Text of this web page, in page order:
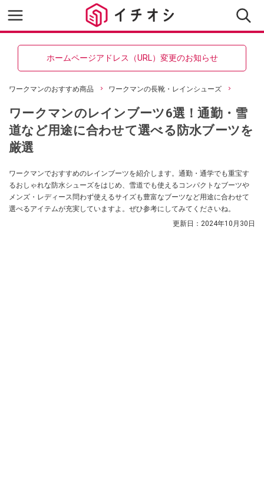
ホームページアドレス（URL）変更のお知らせ
ワークマンのおすすめ商品 ワークマンの長靴・レインシューズ
ワークマンのレインブーツ6選！通勤・雪
道など用途に合わせて選べる防水ブーツを
厳選
ワークマンでおすすめのレインブーツを紹介します。通勤・通学でも重宝す
るおしゃれな防水シューズをはじめ、雪道でも使えるコンパクトなブーツや
メンズ・レディース問わず使えるサイズも豊富なブーツなど用途に合わせて
選べるアイテムが充実していますよ。ぜひ参考にしてみてくださいね。
更新日： 2024年10月30日